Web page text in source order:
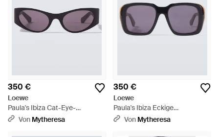
350 €
Loewe
Paula's Ibiza Cat-Eye-
Sonnenbrille Signature - Braun
Von Mytheresa
350 €
Loewe
Paula's Ibiza Eckige
Sonnenbrille Signature - Blau
Von Mytheresa